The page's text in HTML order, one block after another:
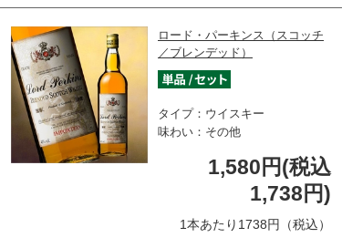
ロード・パーキンス（スコッチ
／ブレンデッド）
タイプ：ウイスキー
味わい：その他
1,580円(税込
1,738円)
1本あたり1738円（税込）